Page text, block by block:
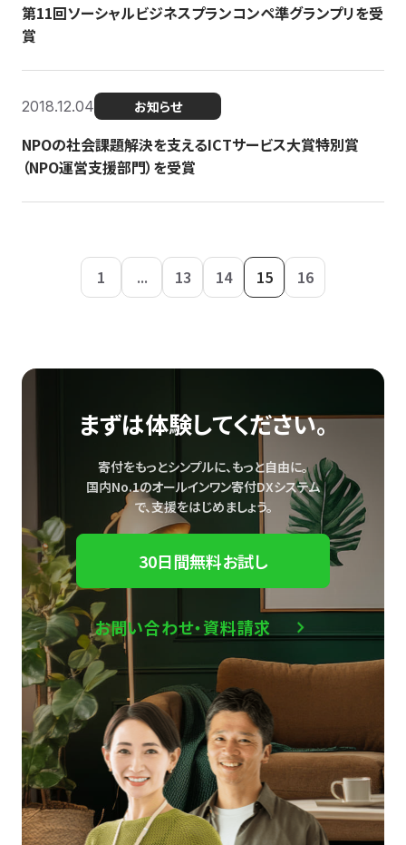
第11回ソーシャルビジネスプランコンペ準グランプリを受
賞
2018.12.04 お知らせ
NPOの社会課題解決を支えるICTサービス大賞特別賞
（NPO運営支援部門）を受賞
1 ... 13 14 15 16
まずは体験してください。
寄付をもっとシンプルに、もっと自由に。
国内No.1のオールインワン寄付DXシステム
で、支援をはじめましょう。
30日間無料お試し
お問い合わせ・資料請求